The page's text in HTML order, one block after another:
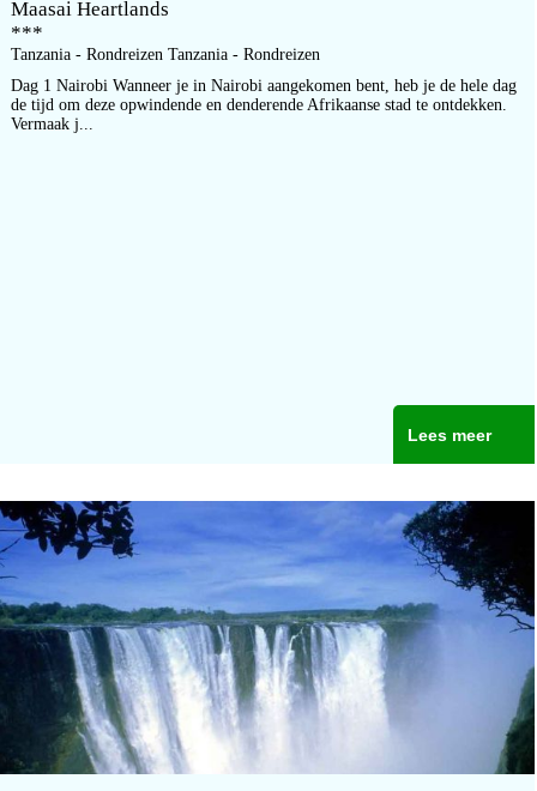
Maasai Heartlands
***
Tanzania - Rondreizen Tanzania - Rondreizen
Dag 1 Nairobi Wanneer je in Nairobi aangekomen bent, heb je de hele dag
de tijd om deze opwindende en denderende Afrikaanse stad te ontdekken.
Vermaak j...
Lees meer